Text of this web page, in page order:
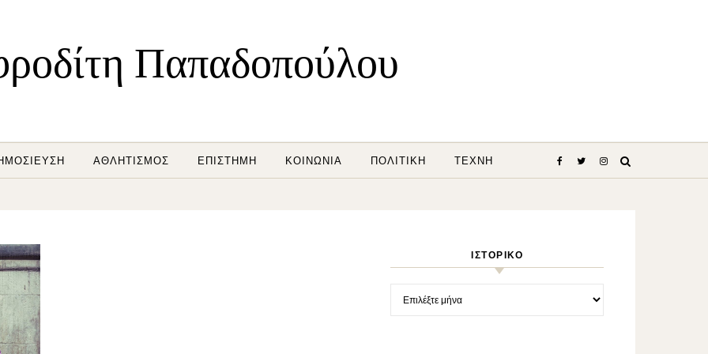
Παπαδοπούλου
ΑΘΛΗΤΙΣΜΌΣ ΕΠΙΣΤΉΜΗ ΚΟΙΝΩΝΊΑ ΠΟΛΙΤΙΚΉ ΤΈΧΝΗ
ΙΣΤΟΡΙΚΌ
Ιστορικό